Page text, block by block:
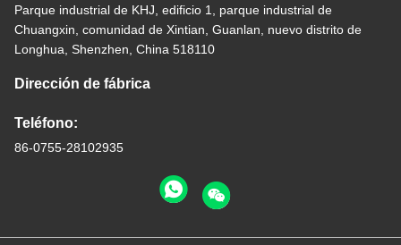
Parque industrial de KHJ, edificio 1, parque industrial de
Chuangxin, comunidad de Xintian, Guanlan, nuevo distrito de
Longhua, Shenzhen, China 518110
Dirección de fábrica
Teléfono:
86-0755-28102935